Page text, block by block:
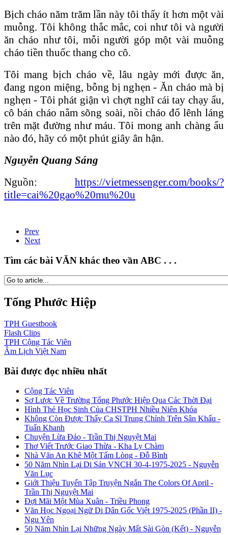
Bịch cháo năm trăm lần này tôi thấy ít hơn một vài
muỗng. Tôi không thắc mắc, coi như tôi và người
ăn cháo như tôi, mỗi người góp một vài muỗng
cháo tiền thuốc thang cho cô.
Tôi mang bịch cháo về, lâu ngày mới được ăn,
đang ngon miệng, bỗng bị nghẹn - Ăn cháo mà bị
nghẹn - Tôi phát giận vì chợt nghĩ cái tay chạy ẩu,
cô bán cháo nằm sõng soài, nồi cháo đổ lênh láng
trên mặt đường như máu. Tôi mong anh chàng ẩu
nào đó, hãy có một phút giây ân hận.
Nguyễn Quang Sáng
Nguồn: https://vietmessenger.com/books/?
title=cai%20gao%20mu%20u
Prev
Next
Tìm các bài VĂN khác theo vần ABC . . .
Tống Phước Hiệp
TPH Guestbook
Flash Clips
TPH Cộng Tác Viên
Âm Lịch Việt Nam
Bài được đọc nhiều nhất
Cộng Tác Viên
Sơ Lược Về Trường Tống Phước Hiệp Qua Các Thời Đại
Hình Thẻ Học Sinh Của CHSTPH Nhiều Niên Khóa
Không Còn Được Thấy Ca Sĩ Trung Chỉnh Trên Sân Khấu -
Tuấn Khanh
Chuyện Lừa Đảo - Trần Thị Nguyệt Mai
Thơ Viết Trước Giao Thừa - Kha Ly Chàm
Nhà Văn An Khê Một Tấm Lòng - Đỗ Bình
50 Năm Nhìn Lại Di Sản VNCH 30-4-1975-2025 - Nguyễn
Văn Lục
Giới Thiệu Tuyển Tập Truyện Ngắn The Colors Of April -
Trần Thị Nguyệt Mai
Đợi Mãi Một Mùa Xuân - Triều Phong
Văn Học Ngoại Ngữ Di Dân Gốc Việt 1975-2025 (Phần II) -
Ngu Yên
50 Năm Nhìn Lại Những Ngày Mất Sài Gòn (Kết) - Nguyễn